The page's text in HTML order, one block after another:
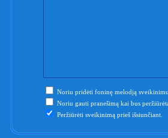
Noriu pridėti foninę melodją
Noriu gauti pranešimą kai bus
Peržiūrėti sveikinimą prieš išsiunčiant.